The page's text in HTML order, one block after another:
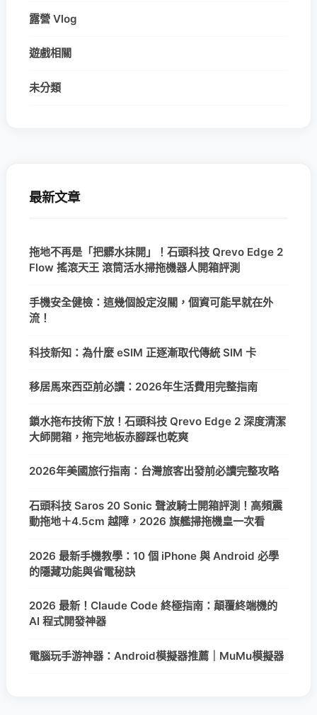
露營 Vlog
遊戲相關
未分類
最新文章
拖地不再是「把髒水抹開」！石頭科技 Qrevo Edge 2
Flow 搖滾天王 滾筒活水掃拖機器人開箱評測
手機安全健檢：這幾個設定沒關，個資可能早就在外
流！
科技新知：為什麼 eSIM 正逐漸取代傳統 SIM 卡
移居馬來西亞前必讀：2026年生活費用完整指南
鎖水拖布技術下放！石頭科技 Qrevo Edge 2 深度清潔
大師開箱，拖完地板赤腳踩也乾爽
2026年美國旅行指南：台灣旅客出發前必讀完整攻略
石頭科技 Saros 20 Sonic 聲波騎士開箱評測！高頻震
動拖地＋4.5cm 越障，2026 旗艦掃拖機皇一次看
2026 最新手機教學：10 個 iPhone 與 Android 必學
的隱藏功能與省電秘訣
2026 最新！Claude Code 終極指南：顛覆終端機的
AI 程式開發神器
電腦玩手游神器：Android模擬器推薦｜MuMu模擬器